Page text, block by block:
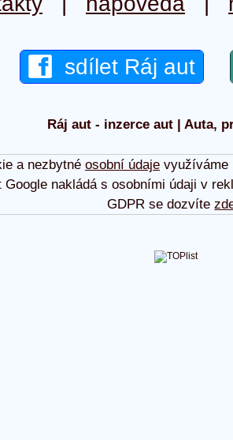
sdílet Ráj aut
Ráj aut - inzerce aut | Auta,
a nezbytné osobní údajevyužíváme
Google nakládá s osobními údaji v
GDPR se dozvíte